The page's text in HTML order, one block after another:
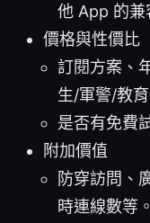
他 App 的兼
價格與性價比
訂閱方案、
生/軍警/教育
是否有免費
附加價值
防穿訪問、
時連線數等。